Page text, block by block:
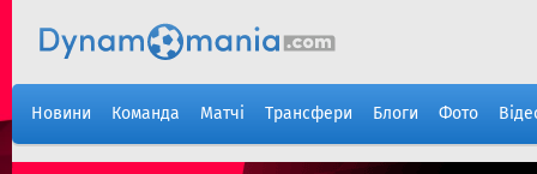
Новини Команда Матчі Трансфери Блоги Фото